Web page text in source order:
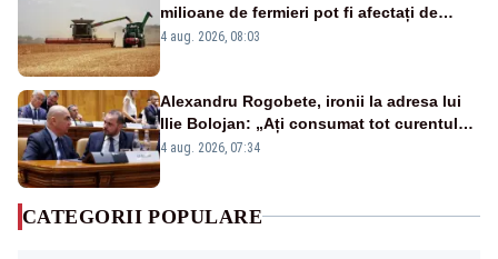
milioane de fermieri pot fi afectați de
strategia pentru conservarea
4 aug. 2026, 08:03
Alexandru Rogobete, ironii la adresa lui
Ilie Bolojan: „Ați consumat tot curentul
urmărind șobolani imaginari”
4 aug. 2026, 07:34
CATEGORII POPULARE